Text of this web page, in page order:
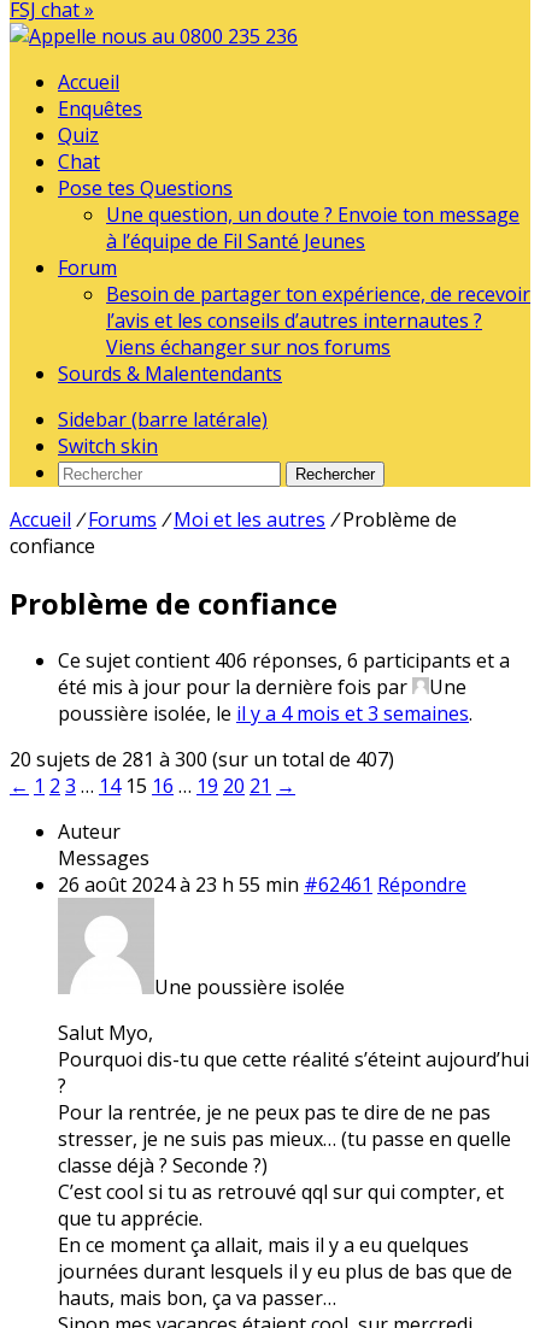
FSJ chat »
Accueil
Enquêtes
Quiz
Chat
Pose tes Questions
Une question, un doute ? Envoie ton message
à l’équipe de Fil Santé Jeunes
Forum
Besoin de partager ton expérience, de recevoir
l’avis et les conseils d’autres internautes ?
Viens échanger sur nos forums
Sourds & Malentendants
Sidebar (barre latérale)
Switch skin
Rechercher
Accueil / Forums / Moi et les autres / Problème de
confiance
Problème de confiance
Ce sujet contient 406 réponses, 6 participants et a
été mis à jour pour la dernière fois par
Une
poussière isolée, le il y a 4 mois et 3 semaines.
20 sujets de 281 à 300 (sur un total de 407)
← 1 2 3 … 14 15 16 … 19 20 21 →
Auteur
Messages
26 août 2024 à 23 h 55 min #62461 Répondre
Une poussière isolée
Salut Myo,
Pourquoi dis-tu que cette réalité s’éteint aujourd’hui
?
Pour la rentrée, je ne peux pas te dire de ne pas
stresser, je ne suis pas mieux… (tu passe en quelle
classe déjà ? Seconde ?)
C’est cool si tu as retrouvé qql sur qui compter, et
que tu apprécie.
En ce moment ça allait, mais il y a eu quelques
journées durant lesquels il y eu plus de bas que de
hauts, mais bon, ça va passer…